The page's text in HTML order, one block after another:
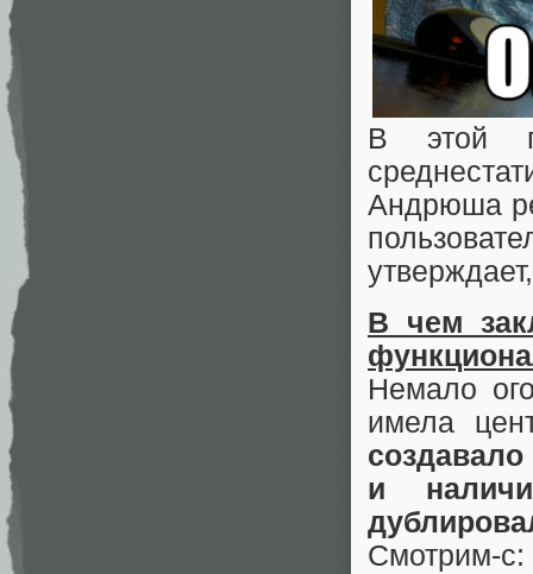
В этой
Андрюша
В чем
Немало
имела
и
Смотрим-с: